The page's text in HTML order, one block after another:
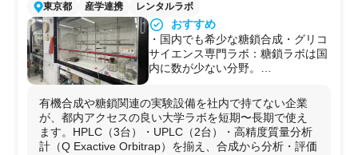
東京都 産学連携 レンタルラボ
おすすめ
・国内でも希少な糖鎖合成・グリコ
サイエンス専門ラボ：糖鎖ラボは国
内に数が少ない分野。
備で、糖鎖関連化合物の精密合成〜
高分解能分析まで一環対応できる環
境は希少性が高い。
・有機合成＋バイオの両分野に対
有機合成や糖鎖関連の実験設備を社内で持てない企業
が、都内アクセスの良い大学ラボを短期〜長期で使え
ます。HPLC（3台）・UPLC（2台）・高精度質量分析
計（Q Exactive Orbitrap）を揃え、合成から分析・評価